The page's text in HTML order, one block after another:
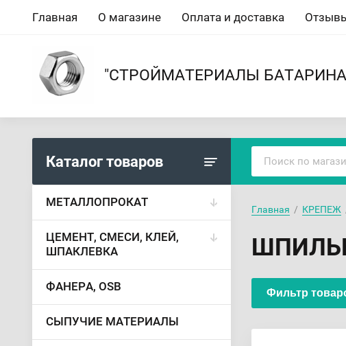
Главная О магазине Оплата и доставка
"СТРОЙМАТЕРИАЛЫ
Каталог товаров
МЕТАЛЛОПРОКАТ
ЦЕМЕНТ, СМЕСИ, КЛЕЙ,
ШПАКЛЕВКА
ФАНЕРА, OSB
СЫПУЧИЕ МАТЕРИАЛЫ
Главная
  /
КРЕПЕЖ
Фильтр